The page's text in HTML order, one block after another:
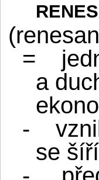
=
a
-
se